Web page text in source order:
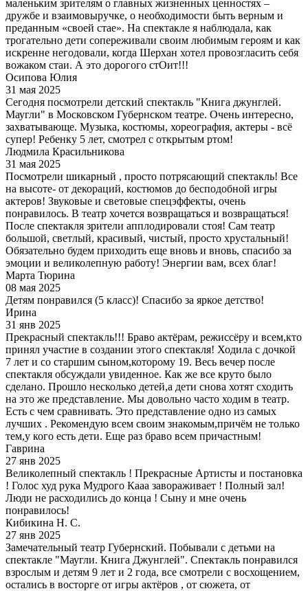
маленьким зрителям о главных жизненных ценностях –
дружбе и взаимовыручке, о необходимости быть верным и
преданным «своей стае». На спектакле я наблюдала, как
трогательно дети сопереживали своим любимым героям и как
искренне негодовали, когда Шерхан хотел провозгласить себя
вожаком стаи. А это дорогого стОит!!!
Осипова Юлия
31 мая 2025
Сегодня посмотрели детский спектакль "Книга джунглей.
Маугли" в Московском Губернском театре. Очень интересно,
захватывающе. Музыка, костюмы, хореография, актеры - всё
супер! Ребенку 5 лет, смотрел с открытым ртом!
Людмила Красильникова
31 мая 2025
Посмотрели шикарный , просто потрясающий спектакль! Все
на высоте- от декораций, костюмов до бесподобной игры
актеров! Звуковые и световые спецэффекты, очень
понравилось. В театр хочется возвращаться и возвращаться!
После спектакля зрители апплодировали стоя! Сам театр
большой, светлый, красивый, чистый, просто хрустальный!
Обязательно будем приходить еще вновь и вновь, спасибо за
эмоции и великолепную работу! Энергии вам, всех благ!
Марта Тюрина
08 мая 2025
Детям понравился (5 класс)! Спасибо за яркое детство!
Ирина
31 янв 2025
Прекрасный спектакль!!! Браво актёрам, режиссёру и всем,кто
принял участие в создании этого спектакля! Ходила с дочкой
7 лет и со старшим сыном,которому 19. Весь вечер после
спектакля обсуждали увиденное. Как же все круто было
сделано. Прошло несколько детей,а дети снова хотят сходить
на это же представление. Мы довольно часто ходим в театр.
Есть с чем сравнивать. Это представление одно из самых
лучших . Рекомендую всем своим знакомым,причём не только
тем,у кого есть дети. Еще раз браво всем причастным!
Гаврина
27 янв 2025
Великолепный спектакль ! Прекрасные Артисты и постановка
! Голос худ рука Мудрого Кааа завораживает ! Полный зал!
Люди не расходились до конца ! Сыну и мне очень
понравилось!
Кибикина Н. С.
27 янв 2025
Замечательный театр Губернский. Побывали с детьми на
спектакле "Маугли. Книга Джунглей". Спектакль понравился
взрослым и детям 9 лет и 2 года, все смотрели с восхощением,
остались в восторге от игры актёров , от сюжета, от